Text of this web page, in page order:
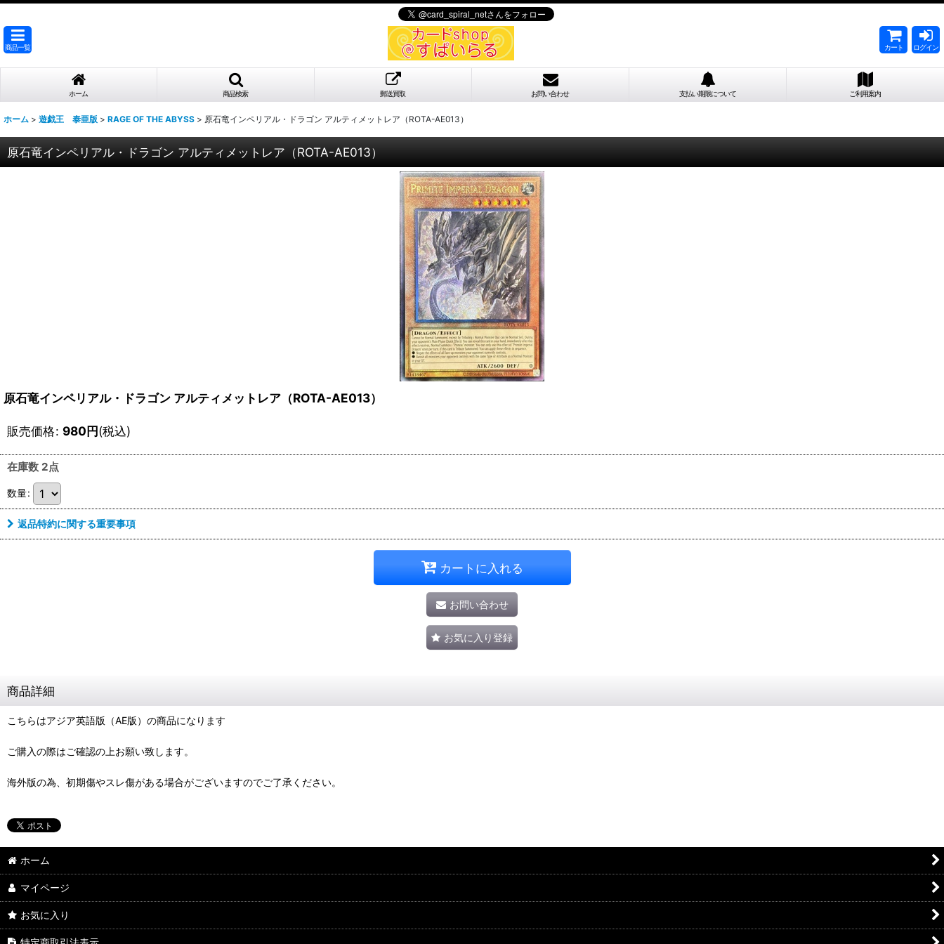
商品一覧 カート ログイン
ホーム 商品検索 郵送買取 お問い合わせ 支払い期限について ご利用案内
ホーム > 遊戯王 泰亜版 > RAGE OF THE ABYSS > 原石竜インペリアル・ドラゴン アルティメットレア（ROTA-AE013）
原石竜インペリアル・ドラゴン アルティメットレア（ROTA-AE013）
原石竜インペリアル・ドラゴン アルティメットレア（ROTA-AE013）
販売価格: 980円(税込)
在庫数 2点
数量:
返品特約に関する重要事項
カートに入れる
お問い合わせ
お気に入り登録
商品詳細
こちらはアジア英語版（AE版）の商品になります
ご購入の際はご確認の上お願い致します。
海外版の為、初期傷やスレ傷がある場合がございますのでご了承ください。
ホーム
マイページ
お気に入り